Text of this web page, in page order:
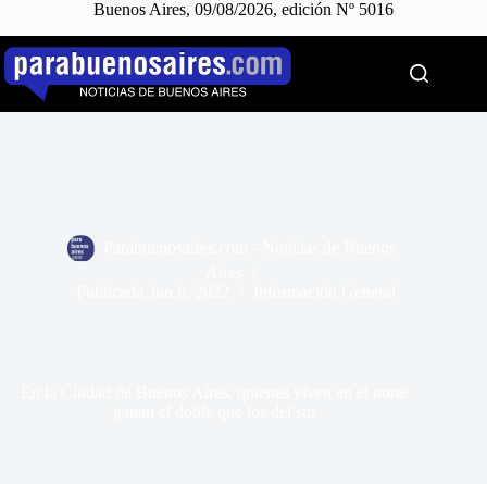
Buenos Aires, 09/08/2026, edición Nº 5016
Saltar
contenido